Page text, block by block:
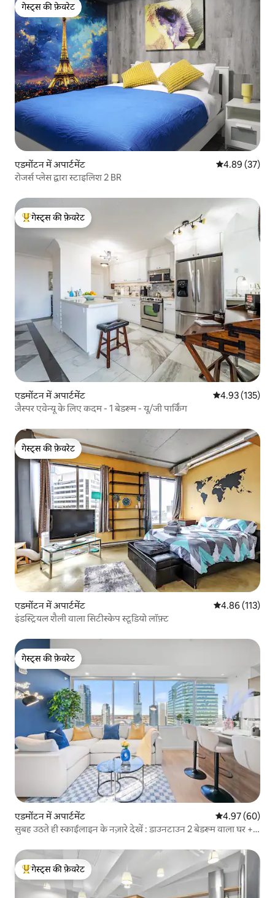
गेस्ट्स की फ़ेवरेट
गेस्ट्स की फ़ेवरेट
एडमोंटन में अपार्टमेंट औसत रेटिंग 5 में
4.89 (37)
रोजर्स प्लेस द्वारा स्टाइलिश 2 BR
गेस्ट्स का टॉप फ़ेवरेट
गेस्ट्स की फ़ेवरेट
एडमोंटन में अपार्टमेंट औसत रेटिंग 5 में से
4.93 (135)
जैस्पर एवेन्यू के लिए कदम - 1 बेडरूम - यू/जी पार्किंग
गेस्ट्स की फ़ेवरेट
गेस्ट्स की फ़ेवरेट
एडमोंटन में अपार्टमेंट औसत रेटिंग 5 में से
4.86 (113)
इंडस्ट्रियल शैली वाला सिटीस्केप स्टूडियो लॉफ़्ट
गेस्ट्स की फ़ेवरेट
गेस्ट्स की फ़ेवरेट
एडमोंटन में अपार्टमेंट औसत रेटिंग 5 में
4.97 (60)
सुबह उठते ही स्काईलाइन के नज़ारे देखें : डाउनटाउन 2 बेडरूम वाला घर +
गेस्ट्स का टॉप फ़ेवरेट
गेस्ट्स की फ़ेवरेट